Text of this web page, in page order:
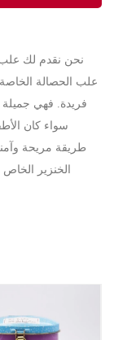
نحن نقدم لك علب
علب الحصالة
فريدة. فهي جميلة
سواء كان
طريقة مريحة
الخنزير